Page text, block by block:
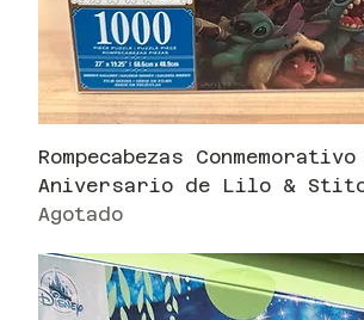
Rompecabezas Conmemorativo
Aniversario de Lilo &
Agotado